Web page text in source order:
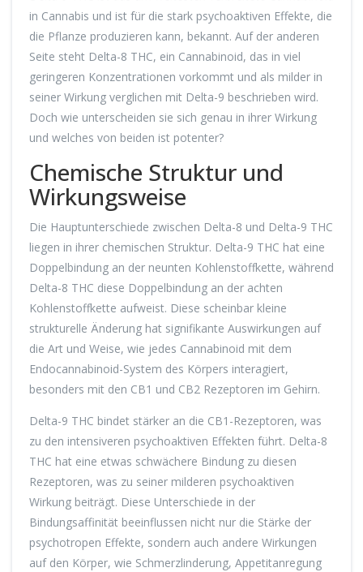
in Cannabis und ist für die stark psychoaktiven Effekte, die
die Pflanze produzieren kann, bekannt. Auf der anderen
Seite steht Delta-8 THC, ein Cannabinoid, das in viel
geringeren Konzentrationen vorkommt und als milder in
seiner Wirkung verglichen mit Delta-9 beschrieben wird.
Doch wie unterscheiden sie sich genau in ihrer Wirkung
und welches von beiden ist potenter?
Chemische Struktur und
Wirkungsweise
Die Hauptunterschiede zwischen Delta-8 und Delta-9 THC
liegen in ihrer chemischen Struktur. Delta-9 THC hat eine
Doppelbindung an der neunten Kohlenstoffkette, während
Delta-8 THC diese Doppelbindung an der achten
Kohlenstoffkette aufweist. Diese scheinbar kleine
strukturelle Änderung hat signifikante Auswirkungen auf
die Art und Weise, wie jedes Cannabinoid mit dem
Endocannabinoid-System des Körpers interagiert,
besonders mit den CB1 und CB2 Rezeptoren im Gehirn.
Delta-9 THC bindet stärker an die CB1-Rezeptoren, was
zu den intensiveren psychoaktiven Effekten führt. Delta-8
THC hat eine etwas schwächere Bindung zu diesen
Rezeptoren, was zu seiner milderen psychoaktiven
Wirkung beiträgt. Diese Unterschiede in der
Bindungsaffinität beeinflussen nicht nur die Stärke der
psychotropen Effekte, sondern auch andere Wirkungen
auf den Körper, wie Schmerzlinderung, Appetitanregung